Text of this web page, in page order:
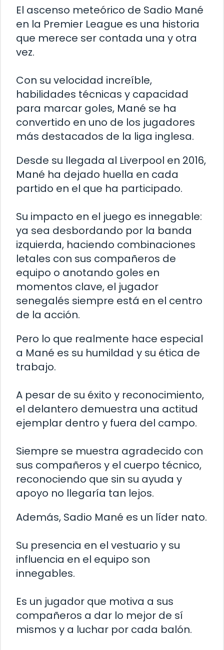
El ascenso meteórico de Sadio Mané
en la Premier League es una historia
que merece ser contada una y otra
vez.
Con su velocidad increíble,
habilidades técnicas y capacidad
para marcar goles, Mané se ha
convertido en uno de los jugadores
más destacados de la liga inglesa.
Desde su llegada al Liverpool en 2016,
Mané ha dejado huella en cada
partido en el que ha participado.
Su impacto en el juego es innegable:
ya sea desbordando por la banda
izquierda, haciendo combinaciones
letales con sus compañeros de
equipo o anotando goles en
momentos clave, el jugador
senegalés siempre está en el centro
de la acción.
Pero lo que realmente hace especial
a Mané es su humildad y su ética de
trabajo.
A pesar de su éxito y reconocimiento,
el delantero demuestra una actitud
ejemplar dentro y fuera del campo.
Siempre se muestra agradecido con
sus compañeros y el cuerpo técnico,
reconociendo que sin su ayuda y
apoyo no llegaría tan lejos.
Además, Sadio Mané es un líder nato.
Su presencia en el vestuario y su
influencia en el equipo son
innegables.
Es un jugador que motiva a sus
compañeros a dar lo mejor de sí
mismos y a luchar por cada balón.